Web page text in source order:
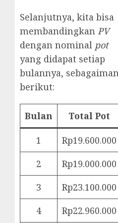
Selanjutnya, kita bisa
membandingkan PV
dengan nominal pot
yang didapat setiap
bulannya,
berikut:
Bulan Total Pot
1 Rp19.600.000
2
Rp19.000.000
3
Rp23.100.000
4
Rp22.960.000